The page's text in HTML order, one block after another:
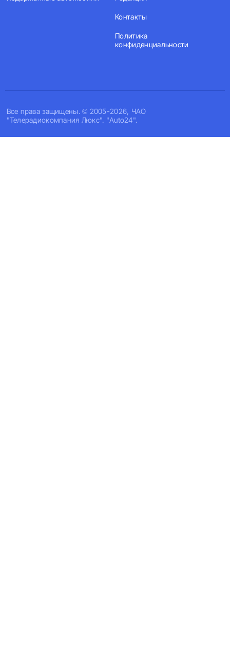
Все права защищены. © 2005-2026, ЧАО
"Телерадиокомпания Люкс". "Auto24".
Контакты
Политика
конфиденциальности